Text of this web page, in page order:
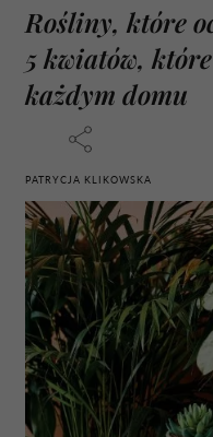
Rośliny, które
5 kwiatów,
każdym domu
PATRYCJA KLIKOWSKA